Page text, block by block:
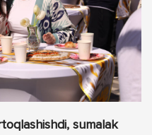
sumalak